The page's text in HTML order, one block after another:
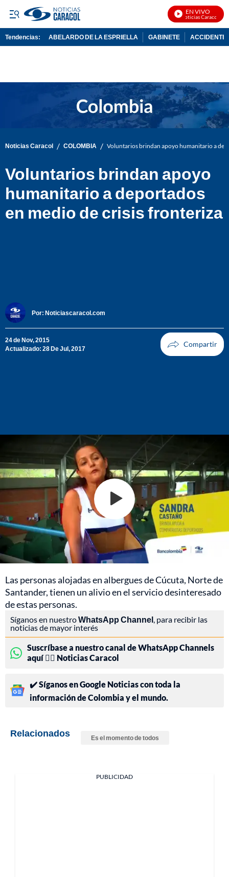
EN VIVO
Noticias Caracol En
Tendencias: ABELARDO DE LA ESPRIELLA GABINETE ACCIDENTE
Noticias Caracol / COLOMBIA / Voluntarios brindan apoyo humanitario a
Voluntarios brindan apoyo
humanitario a deportados
en medio de crisis fronteriza
Por: Noticiascaracol.com
24 de Nov, 2015
Actualizado: 28 De Jul, 2017
Las personas alojadas en albergues de Cúcuta, Norte de
Santander, tienen un alivio en el servicio desinteresado
de estas personas.
Síganos en nuestroWhatsApp Channel , para recibir las
noticias de mayor interés
Suscríbase a nuestro canal de WhatsApp Channels
aquí 👉🏻 Noticias Caracol
✔️ Síganos en Google Noticias con toda la
información de Colombia y el mundo.
Relacionados Es el momento de todos
PUBLICIDAD